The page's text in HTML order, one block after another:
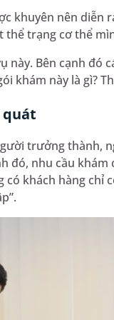
khuyên nên diễn
thể trạng cơ thể
này. Bên cạnh đó
khám này là gì?
quát
trưởng thành,
đó, nhu cầu
khách hàng chỉ